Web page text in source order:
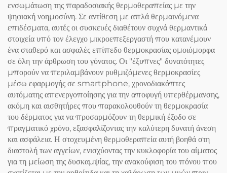
ενσωμάτωση της παραδοσιακής θερμοθεραπείας με την
ψηφιακή νοημοσύνη. Σε αντίθεση με απλά θερμαινόμενα
επιδέσματα, αυτές οι συσκευές διαθέτουν συχνά θερμαντικά
στοιχεία υπό τον έλεγχο μικροεπεξεργαστή που κατανέμουν
ένα σταθερό και ασφαλές επίπεδο θερμοκρασίας ομοιόμορφα
σε όλη την άρθρωση του γόνατος. Οι "έξυπνες" δυνατότητες
μπορούν να περιλαμβάνουν ρυθμιζόμενες θερμοκρασίες
μέσω εφαρμογής σε smartphone, χρονοδιακόπτες
αυτόματης απενεργοποίησης για την αποφυγή υπερθέρμανσης,
ακόμη και αισθητήρες που παρακολουθούν τη θερμοκρασία
του δέρματος για να προσαρμόζουν τη θερμική έξοδο σε
πραγματικό χρόνο, εξασφαλίζοντας την καλύτερη δυνατή άνεση
και ασφάλεια. Η στοχευμένη θερμοθεραπεία αυτή βοηθά στη
διαστολή των αγγείων, ενισχύοντας την κυκλοφορία του αίματος
για τη μείωση της δυσκαμψίας, την ανακούφιση του πόνου που